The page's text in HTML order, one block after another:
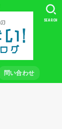
問い合わせ
SEARCH